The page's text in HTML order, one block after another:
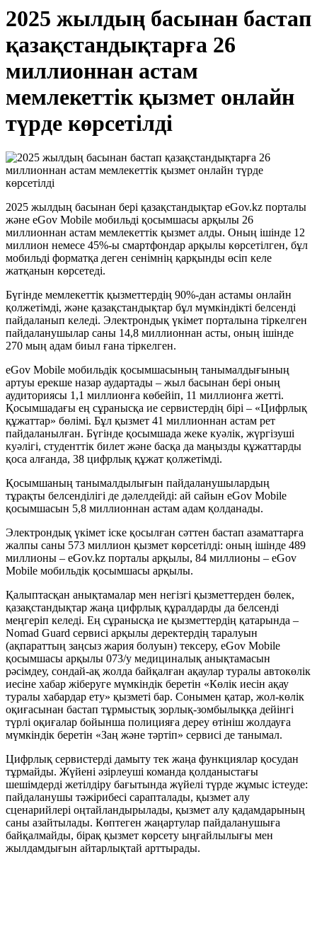
2025 жылдың басынан бастап
қазақстандықтарға 26
миллионнан астам
мемлекеттік қызмет онлайн
түрде көрсетілді
2025 жылдың басынан бері қазақстандықтар eGov.kz порталы
және eGov Mobile мобильді қосымшасы арқылы 26
миллионнан астам мемлекеттік қызмет алды. Оның ішінде 12
миллион немесе 45%-ы смартфондар арқылы көрсетілген, бұл
мобильді форматқа деген сенімнің қарқынды өсіп келе
жатқанын көрсетеді.
Бүгінде мемлекеттік қызметтердің 90%-дан астамы онлайн
қолжетімді, және қазақстандықтар бұл мүмкіндікті белсенді
пайдаланып келеді. Электрондық үкімет порталына тіркелген
пайдаланушылар саны 14,8 миллионнан асты, оның ішінде
270 мың адам биыл ғана тіркелген.
eGov Mobile мобильдік қосымшасының танымалдығының
артуы ерекше назар аудартады – жыл басынан бері оның
аудиториясы 1,1 миллионға көбейіп, 11 миллионға жетті.
Қосымшадағы ең сұранысқа ие сервистердің бірі – «Цифрлық
құжаттар» бөлімі. Бұл қызмет 41 миллионнан астам рет
пайдаланылған. Бүгінде қосымшада жеке куәлік, жүргізуші
куәлігі, студенттік билет және басқа да маңызды құжаттарды
қоса алғанда, 38 цифрлық құжат қолжетімді.
Қосымшаның танымалдылығын пайдаланушылардың
тұрақты белсенділігі де дәлелдейді: ай сайын eGov Mobile
қосымшасын 5,8 миллионнан астам адам қолданады.
Электрондық үкімет іске қосылған сәттен бастап азаматтарға
жалпы саны 573 миллион қызмет көрсетілді: оның ішінде 489
миллионы – eGov.kz порталы арқылы, 84 миллионы – eGov
Mobile мобильдік қосымшасы арқылы.
Қалыптасқан анықтамалар мен негізгі қызметтерден бөлек,
қазақстандықтар жаңа цифрлық құралдарды да белсенді
меңгеріп келеді. Ең сұранысқа ие қызметтердің қатарында –
Nomad Guard сервисі арқылы деректердің таралуын
(ақпараттың заңсыз жария болуын) тексеру, eGov Mobile
қосымшасы арқылы 073/у медициналық анықтамасын
рәсімдеу, сондай-ақ жолда байқалған ақаулар туралы автокөлік
иесіне хабар жіберуге мүмкіндік беретін «Көлік иесін ақау
туралы хабардар ету» қызметі бар. Сонымен қатар, жол-көлік
оқиғасынан бастап тұрмыстық зорлық-зомбылыққа дейінгі
түрлі оқиғалар бойынша полицияға дереу өтініш жолдауға
мүмкіндік беретін «Заң және тәртіп» сервисі де танымал.
Цифрлық сервистерді дамыту тек жаңа функциялар қосудан
тұрмайды. Жүйені әзірлеуші команда қолданыстағы
шешімдерді жетілдіру бағытында жүйелі түрде жұмыс істеуде:
пайдаланушы тәжірибесі сарапталады, қызмет алу
сценарийлері оңтайландырылады, қызмет алу қадамдарының
саны азайтылады. Көптеген жаңартулар пайдаланушыға
байқалмайды, бірақ қызмет көрсету ыңғайлылығы мен
жылдамдығын айтарлықтай арттырады.